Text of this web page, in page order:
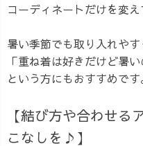
コーディネートだけを変え
暑い季節でも取り入れやす
「重ね着は好きだけど暑い
という方にもおすすめです
【結び方や合わせる
こなしを♪】